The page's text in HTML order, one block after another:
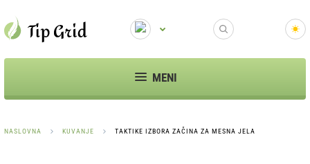
MENI
NASLOVNA KUVANJE TAKTIKE IZBORA ZAČINA ZA MESNA JELA